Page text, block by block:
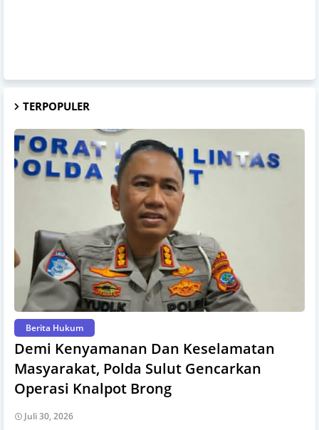
TERPOPULER
Berita Hukum
Demi Kenyamanan Dan Keselamatan
Masyarakat, Polda Sulut Gencarkan
Operasi Knalpot Brong
Juli 30, 2026